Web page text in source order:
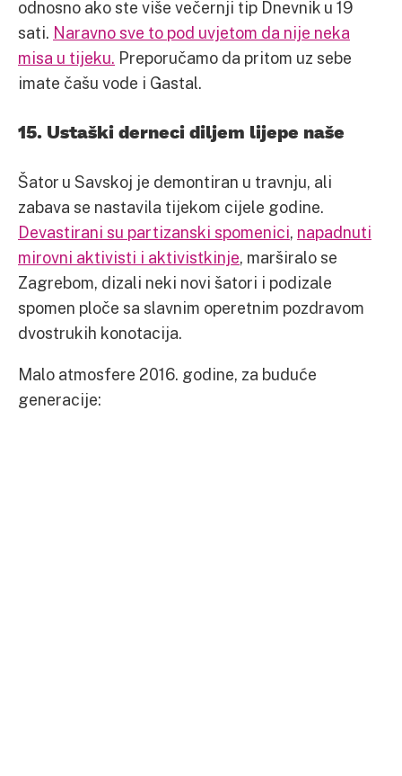
odnosno ako ste više večernji tip Dnevnik u 19
sati. Naravno sve to pod uvjetom da nije neka
misa u tijeku. Preporučamo da pritom uz sebe
imate čašu vode i Gastal.
15. Ustaški derneci diljem lijepe naše
Šator u Savskoj je demontiran u travnju, ali
zabava se nastavila tijekom cijele godine.
Devastirani su partizanski spomenici, napadnuti
mirovni aktivisti i aktivistkinje, marširalo se
Zagrebom, dizali neki novi šatori i podizale
spomen ploče sa slavnim operetnim pozdravom
dvostrukih konotacija.
Malo atmosfere 2016. godine, za buduće
generacije: